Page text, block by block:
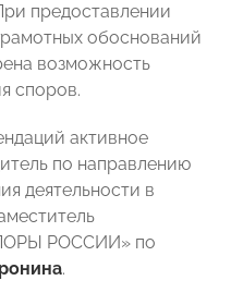
предоставлении
обоснований
возможность
споров.
активное
по направлению
деятельности в
РОССИИ» по
.